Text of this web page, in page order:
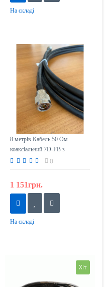
На складі
8 метрів Кабель 50 Ом
коаксіальний 7D-FB з
роз'ємами N-тип (тато)
0
1 151грн.
На складі
Хіт